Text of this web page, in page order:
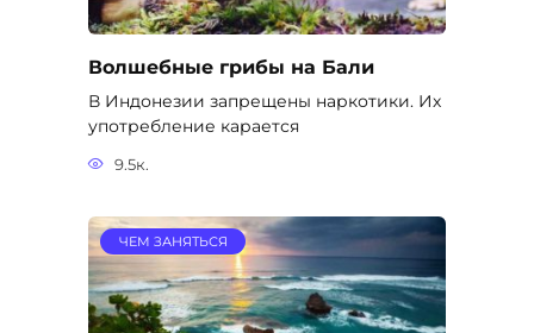
Волшебные грибы на Бали
В Индонезии запрещены наркотики. Их
употребление карается
9.5к.
ЧЕМ ЗАНЯТЬСЯ